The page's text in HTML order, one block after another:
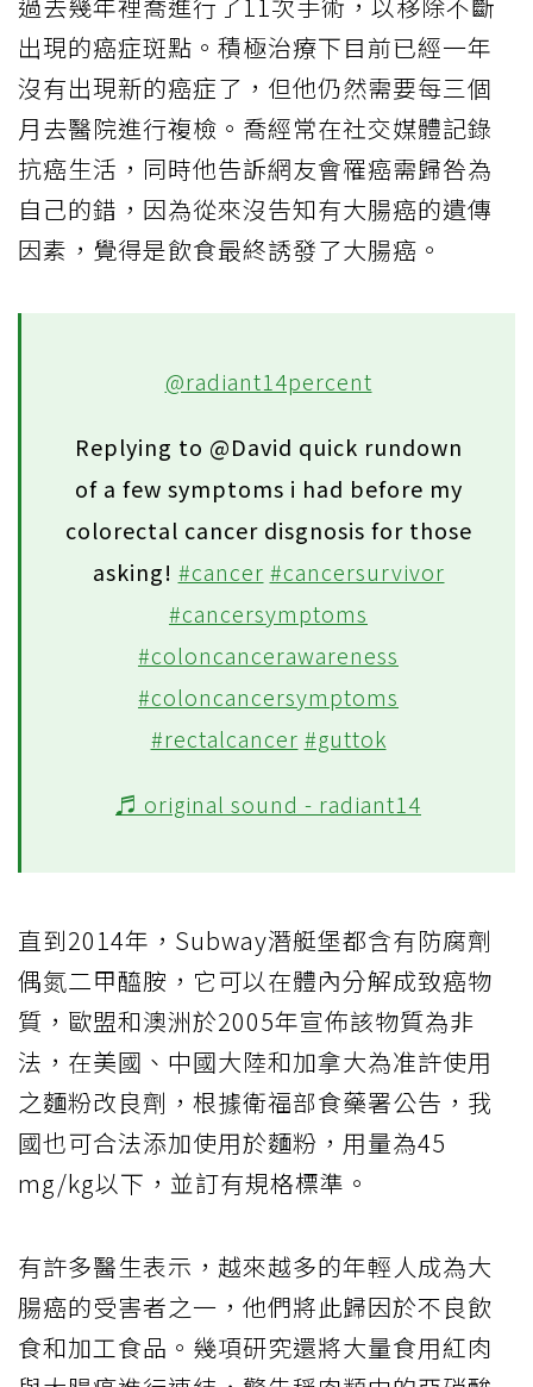
出現的癌症斑點。積極治療下目前已經一年
沒有出現新的癌症了，但他仍然需要每三個
月去醫院進行複檢。喬經常在社交媒體記錄
抗癌生活，同時他告訴網友會罹癌需歸咎為
自己的錯，因為從來沒告知有大腸癌的遺傳
因素，覺得是飲食最終誘發了大腸癌。
@radiant14percent
Replying to @David quick rundown
of a few symptoms i had before my
colorectal cancer disgnosis for those
asking! #cancer #cancersurvivor
#cancersymptoms
#coloncancerawareness
#coloncancersymptoms
#rectalcancer #guttok
♬ original sound - radiant14
直到2014年，Subway潛艇堡都含有防腐劑
偶氮二甲醯胺，它可以在體內分解成致癌物
質，歐盟和澳洲於2005年宣佈該物質為非
法，在美國、中國大陸和加拿大為准許使用
之麵粉改良劑，根據衛福部食藥署公告，我
國也可合法添加使用於麵粉，用量為45
mg/kg以下，並訂有規格標準。
有許多醫生表示，越來越多的年輕人成為大
腸癌的受害者之一，他們將此歸因於不良飲
食和加工食品。幾項研究還將大量食用紅肉